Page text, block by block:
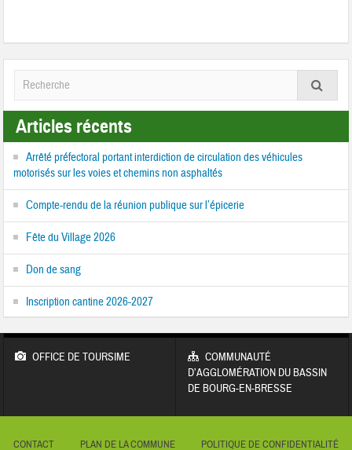
Articles récents
Arrêté préfectoral portant interdiction de circulation des véhicules
motorisés sur les voies et chemins non asphaltés
Compte-rendu de la réunion publique sur l’épicerie
Fête du Village 2026
Don de sang
Inscription cantine 2026-2027
OFFICE DE TOURSIME
COMMUNAUTÉ
D’AGGLOMÉRATION DU BASSIN
DE BOURG-EN-BRESSE
CONTACT PLAN DE LA COMMUNE POLITIQUE DE CONFIDENTIALITÉ